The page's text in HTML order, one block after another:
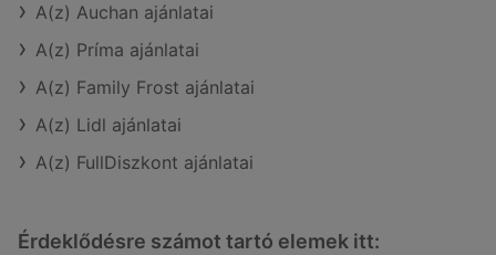
A(z) Auchan ajánlatai
A(z) Príma ajánlatai
A(z) Family Frost ajánlatai
A(z) Lidl ajánlatai
A(z) FullDiszkont ajánlatai
Érdeklődésre számot tartó elemek itt: